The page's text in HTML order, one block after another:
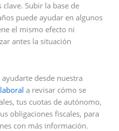
Subir la base de
puede ayudar en algunos
el mismo efecto ni
antes la situación
desde nuestra
a revisar cómo se
tus cuotas de autónomo,
obligaciones fiscales, para
con más información.